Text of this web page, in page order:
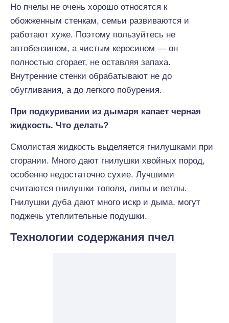
Но пчелы не очень хорошо относятся к
обожженным стенкам, семьи развиваются и
работают хуже. Поэтому пользуйтесь не
автобензином, а чистым керосином — он
полностью сгорает, не оставляя запаха.
Внутренние стенки обрабатывают не до
обугливания, а до легкого побурения.
При подкуривании из дымаря капает черная
жидкость. Что делать?
Смолистая жидкость выделяется гнилушками при
сгорании. Много дают гнилушки хвойных пород,
особенно недостаточно сухие. Лучшими
считаются гнилушки тополя, липы и ветлы.
Гнилушки дуба дают много искр и дыма, могут
поджечь утеплительные подушки.
Технологии содержания пчел